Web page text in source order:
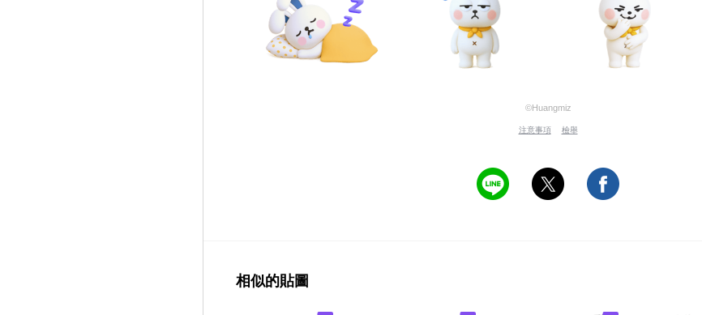
©Huangmiz
注意事項 檢舉
相似的貼圖